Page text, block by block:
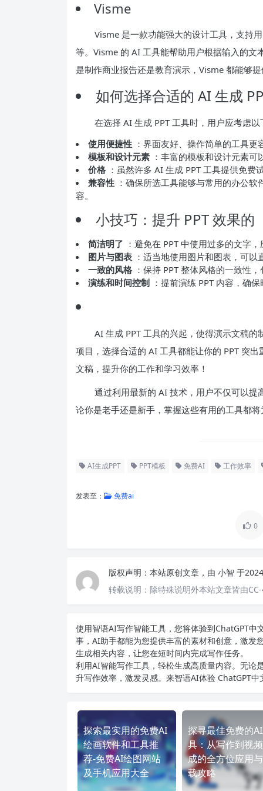
Visme
Visme 是一款功能强大的设计工具，支持
等。Visme 的 AI 工具能帮助用户根据输入的文
是制作商业报告还是教育演示，Visme 都能够
如何选择合适的 AI 生成
在选择 AI 生成 PPT 工具时，用户应考虑
使用便捷性 ：界面友好、操作简单的工具
模板和设计元素 ：丰富的模板和设计元素
价格 ：虽然许多 AI 生成 PPT 工具提供免
兼容性 ：确保所选工具能够与常用的办公
容。
小技巧：提升 PPT 效果的
简洁明了 ：避免在 PPT 中使用过多的文字
图片与图表 ：适当地使用图片和图表，可
一致的风格 ：保持 PPT 整体风格的一致性
演练和时间控制 ：提前演练 PPT 内容，确
AI 生成 PPT 工具的兴起，使得演示文稿
项目，选择合适的 AI 工具都能让你的 PPT 突
文稿，提升你的工作和学习效率！
通过利用最新的 AI 技术，用户不仅可以提
论你是老手还是新手，掌握这些有用的工具都
AI生成PPT PPT模板 免费AI 工作效率
发表至： 免费ai
0
版权声明： 本站原创文章，由 小智 于
转载说明： 除特殊说明外本站文章皆由
使用智语AI写作智能工具，您将体验到ChatGPT中
事，AI助手都能为您提供丰富的素材和创意，激发
生成相关内容，让您在短时间内完成写作任务。
利用AI智能写作工具，轻松生成高质量内容。无论
升写作效率，激发灵感。来智语AI体验 ChatGPT中
探索最实用的免费AI
绘画软件和工具推
荐-免费AI绘图网站
及手机应用大全
探寻最佳免费的
具：从写作到视
成的全方位应用
载攻略